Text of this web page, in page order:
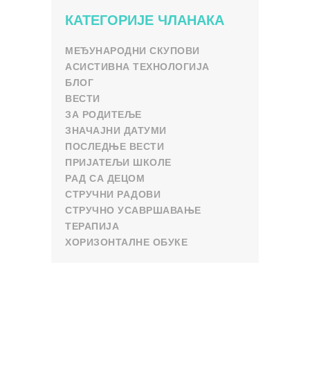
КАТЕГОРИЈЕ ЧЛАНАКА
МЕЂУНАРОДНИ СКУПОВИ
АСИСТИВНА ТЕХНОЛОГИЈА
БЛОГ
ВЕСТИ
ЗА РОДИТЕЉЕ
ЗНАЧАЈНИ ДАТУМИ
ПОСЛЕДЊЕ ВЕСТИ
ПРИЈАТЕЉИ ШКОЛЕ
РАД СА ДЕЦОМ
СТРУЧНИ РАДОВИ
СТРУЧНО УСАВРШАВАЊЕ
ТЕРАПИЈА
ХОРИЗОНТАЛНЕ ОБУКЕ